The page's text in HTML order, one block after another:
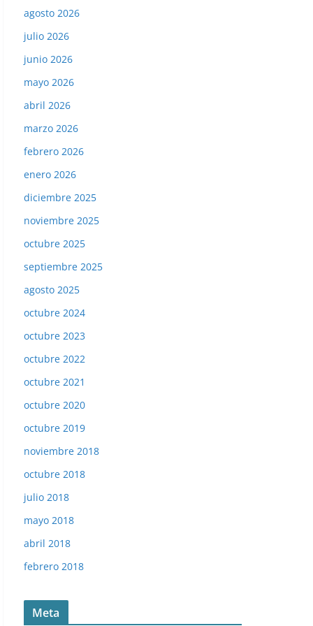
agosto 2026
julio 2026
junio 2026
mayo 2026
abril 2026
marzo 2026
febrero 2026
enero 2026
diciembre 2025
noviembre 2025
octubre 2025
septiembre 2025
agosto 2025
octubre 2024
octubre 2023
octubre 2022
octubre 2021
octubre 2020
octubre 2019
noviembre 2018
octubre 2018
julio 2018
mayo 2018
abril 2018
febrero 2018
Meta